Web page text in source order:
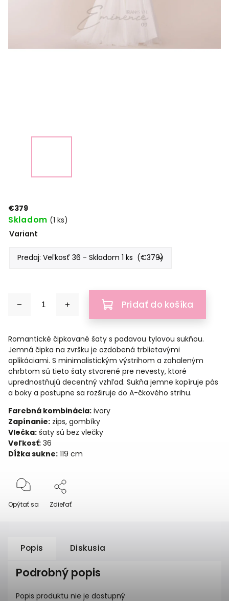
€379
Skladom (1 ks)
Variant
Pridať do košíka
Romantické čipkované šaty s padavou tylovou sukňou.
Jemná čipka na zvršku je ozdobená trblietavými
aplikáciami. S minimalistickým výstrihom a zahaleným
chrbtom sú tieto šaty stvorené pre nevesty, ktoré
uprednostňujú decentný vzhľad. Sukňa jemne kopíruje pás
a boky a postupne sa rozširuje do A-čkového strihu.
Farebná kombinácia: ivory
Zapínanie: zips, gombíky
Vlečka: šaty sú bez vlečky
Veľkosť: 36
Dĺžka sukne: 119 cm
Opýtať sa Zdieľať
Popis Diskusia
Podrobný popis
Popis produktu nie je dostupný